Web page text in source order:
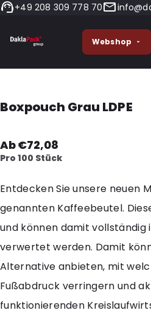
+49 208 309 778 70
Webshop
Boxpouch Grau LDPE
Ab €72,08
Pro 100 Stück
Entdecken Sie unsere neuen
genannten Kaffeebeutel.
und können damit
verwertet werden. Damit
Alternative anbieten, mit
Fußabdruck verringern und
funktionierenden